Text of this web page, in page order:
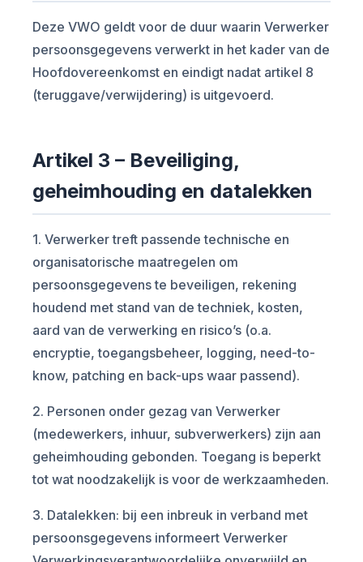
Deze VWO geldt voor de duur waarin Verwerker
persoonsgegevens verwerkt in het kader van de
Hoofdovereenkomst en eindigt nadat artikel 8
(teruggave/verwijdering) is uitgevoerd.
Artikel 3 – Beveiliging,
geheimhouding en datalekken
1. Verwerker treft passende technische en
organisatorische maatregelen om
persoonsgegevens te beveiligen, rekening
houdend met stand van de techniek, kosten,
aard van de verwerking en risico’s (o.a.
encryptie, toegangsbeheer, logging, need-to-
know, patching en back-ups waar passend).
2. Personen onder gezag van Verwerker
(medewerkers, inhuur, subverwerkers) zijn aan
geheimhouding gebonden. Toegang is beperkt
tot wat noodzakelijk is voor de werkzaamheden.
3. Datalekken: bij een inbreuk in verband met
persoonsgegevens informeert Verwerker